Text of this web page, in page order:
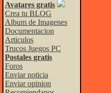
Avatares gratis
Crea tu BLOG
Album de Imagenes
Documentacion
Articulos
Trucos Juegos PC
Postales gratis
Foros
Enviar noticia
Enviar opinion